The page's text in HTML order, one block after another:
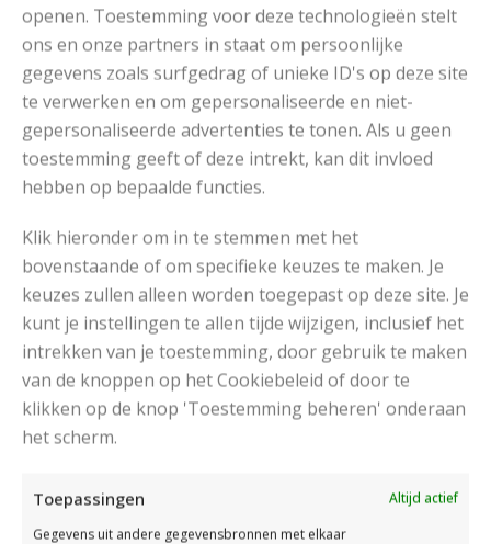
openen. Toestemming voor deze technologieën stelt
ons en onze partners in staat om persoonlijke
gegevens zoals surfgedrag of unieke ID's op deze site
te verwerken en om gepersonaliseerde en niet-
gepersonaliseerde advertenties te tonen. Als u geen
toestemming geeft of deze intrekt, kan dit invloed
hebben op bepaalde functies.
Klik hieronder om in te stemmen met het
bovenstaande of om specifieke keuzes te maken. Je
keuzes zullen alleen worden toegepast op deze site. Je
kunt je instellingen te allen tijde wijzigen, inclusief het
intrekken van je toestemming, door gebruik te maken
van de knoppen op het Cookiebeleid of door te
klikken op de knop 'Toestemming beheren' onderaan
het scherm.
Toepassingen
Altijd actief
Gegevens uit andere gegevensbronnen met elkaar
MOOIE DIKGESTREEPTE SOKKEN BREIEN VAN DURABLE GAREN
DAMESJAS BREIEN VAN HEERLIJK ZACHT GAREN